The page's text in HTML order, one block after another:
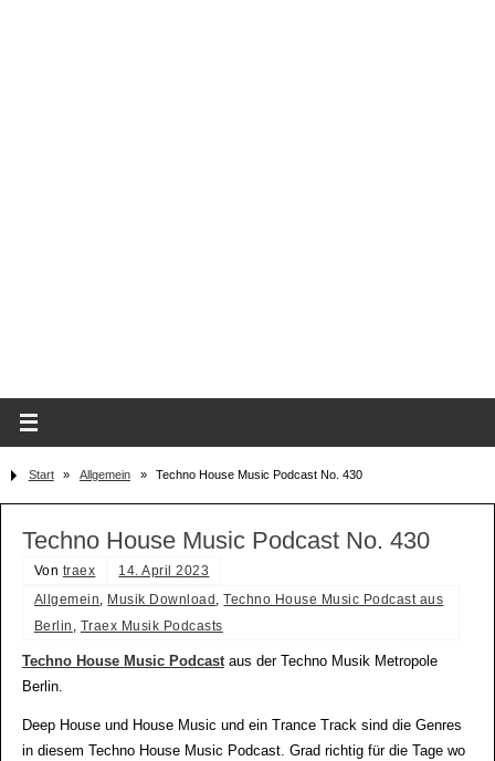
Start » Allgemein » Techno House Music Podcast No. 430
Techno House Music Podcast No. 430
Von traex
14. April 2023
Allgemein
Musik Download ,Techno House Music Podcast aus
Berlin
Traex Musik Podcasts
Techno House Music Podcastaus der Techno Musik Metropole
Berlin.
Deep House und House Music und ein Trance Track sind die Genres
in diesem Techno House Music Podcast. Grad richtig für die Tage wo